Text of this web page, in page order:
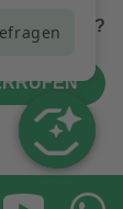
widerrufen?